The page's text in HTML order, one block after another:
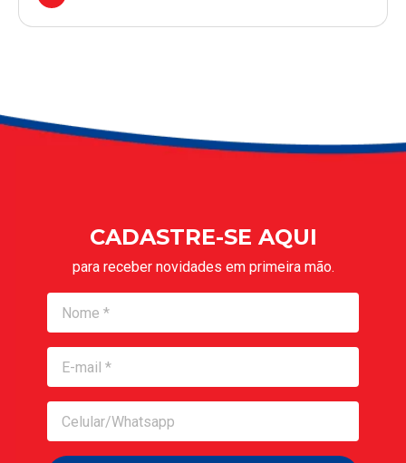
CADASTRE-SE AQUI
para receber novidades em primeira mão.